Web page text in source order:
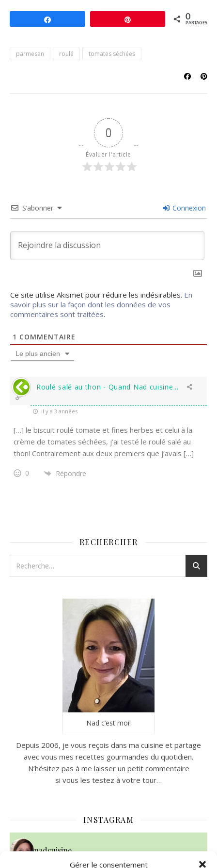
Gérer le consentement
0
PARTAGES
parmesan roulé tomates séchées
0
Évaluer l'article
S’abonner Connexion
Ce site utilise Akismet pour réduire les indésirables. En
savoir plus sur la façon dont les données de vos
commentaires sont traitées.
1 COMMENTAIRE
Le plus ancien
Roulé salé au thon - Quand Nad cuisine...
il y a 3 années
[…] le biscuit roulé tomate et fines herbes et celui à la
crème de tomates séchées, j’ai testé le roulé salé au
thon! Contrairement aux deux premiers que j’avais […]
0 Répondre
RECHERCHER
Nad c’est moi!
Depuis 2006, je vous reçois dans ma cuisine et partage
avec vous mes recettes gourmandes du quotidien.
N’hésitez pas à me laisser un petit commentaire
si vous les testez à votre tour…
INSTAGRAM
nadcuisine